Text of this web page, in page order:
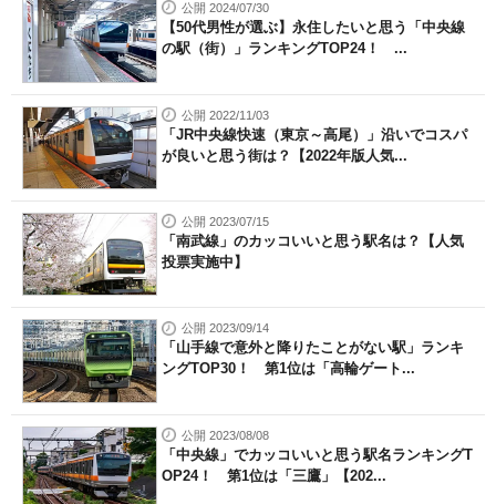
公開 2024/07/30
【50代男性が選ぶ】永住したいと思う「中央線
の駅（街）」ランキングTOP24！ ...
公開 2022/11/03
「JR中央線快速（東京～高尾）」沿いでコスパ
が良いと思う街は？【2022年版人気...
公開 2023/07/15
「南武線」のカッコいいと思う駅名は？【人気
投票実施中】
公開 2023/09/14
「山手線で意外と降りたことがない駅」ランキ
ングTOP30！ 第1位は「高輪ゲート...
公開 2023/08/08
「中央線」でカッコいいと思う駅名ランキングT
OP24！ 第1位は「三鷹」【202...